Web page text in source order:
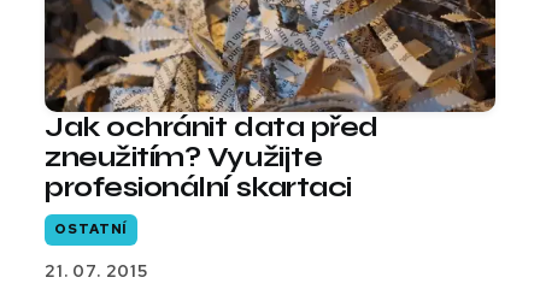
Jak ochránit data před
zneužitím? Využijte
profesionální skartaci
OSTATNÍ
21. 07. 2015